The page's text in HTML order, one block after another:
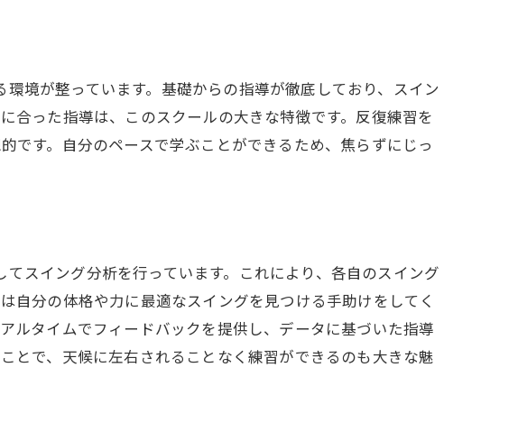
上達を目指そう
境が整っています。基礎からの指導が徹底しており、スイン
合った指導は、このスクールの大きな特徴です。反復練習を
です。自分のペースで学ぶことができるため、焦らずにじっ
スイング分析を行っています。これにより、各自のスイング
自分の体格や力に最適なスイングを見つける手助けをしてく
ルタイムでフィードバックを提供し、データに基づいた指導
とで、天候に左右されることなく練習ができるのも大きな魅